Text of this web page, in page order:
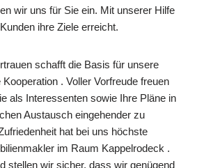
wir uns für Sie ein. Mit unserer Hilfe
ihre Ziele erreicht.
schafft die Basis für unsere
. Voller Vorfreude freuen
als Interessenten sowie Ihre Pläne in
Austausch eingehender zu
hat bei uns höchste
im Raum Kappelrodeck .
stellen wir sicher, dass wir genügend